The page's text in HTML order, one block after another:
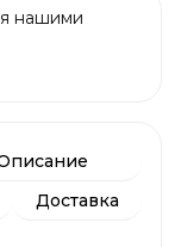
нашими
Доставка